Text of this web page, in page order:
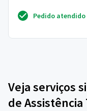
Pedido atendido
Veja serviços
de